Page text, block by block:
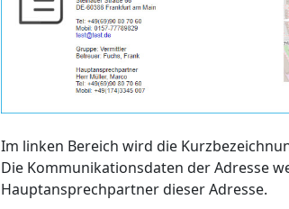
Im linken Bereich wird die
Die Kommunikationsdaten der Adresse
Hauptansprechpartner dieser Adresse.